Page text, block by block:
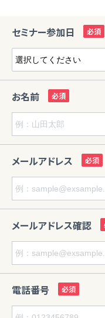
セミナー参加日
お名前
メールアドレス
メールアドレス確認
電話番号